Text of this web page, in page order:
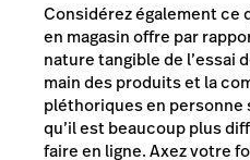
Considérez également ce
en magasin offre par
nature tangible de l’essai
main des produits et la
pléthoriques en
qu’il est beaucoup plus
faire en ligne. Axez votre